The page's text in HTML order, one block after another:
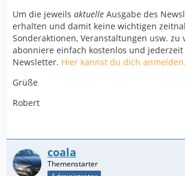
Um die jeweils aktuelle Ausgabe des
erhalten und damit keine wichtigen
Sonderaktionen, Veranstaltungen usw. zu
abonniere einfach kostenlos und
Newsletter. Hier kannst du dich anmelden.
Grüße
Robert
coala